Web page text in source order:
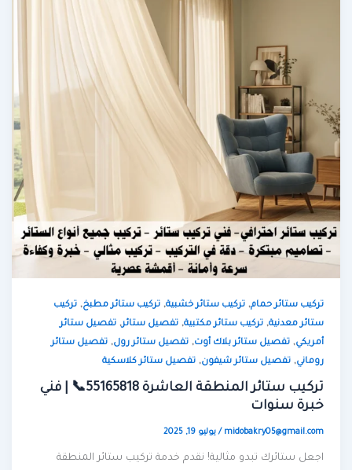
تركيب ستائر حمام,تركيب ستائر خشبية,تركيب ستائر مطبخ,تركيب
ستائر معدنية,تركيب ستائر مكتبية,تفصيل ستائر,تفصيل ستائر
أمريكي,تفصيل ستائر بلاك أوت,تفصيل ستائر رول,تفصيل ستائر
روماني,تفصيل ستائر شيفون,تفصيل ستائر كلاسكية
تركيب ستائر المنطقة العاشرة 55165818📞 | فني
خبرة سنوات
midobakry05@gmail.com
/يوليو 19, 2025
اجعل ستائرك تبدو مثالية! نقدم خدمة تركيب ستائر المنطقة